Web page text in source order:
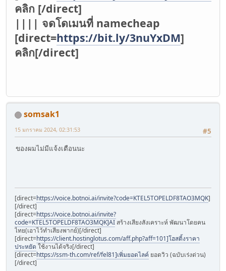
คลิก [/direct]
|||| จดโดเมนที่ namecheap
[direct=https://bit.ly/3nuYxDM]
คลิก[/direct]
somsak1
#5
15 มกราคม 2024, 02:31:53
ของผมไม่มีแจ้งเตือนนะ
[direct=https://voice.botnoi.ai/invite?code=KTEL5TOPELDF8TAO3MQK]
[/direct]
[direct=https://voice.botnoi.ai/invite?
code=KTEL5TOPELDF8TAO3MQK]AI สร้างเสียงสังเคราะห์ พัฒนาโดยคน
ไทย(เอาไว้ทำเสียงพากย์)[/direct]
[direct=https://client.hostinglotus.com/aff.php?aff=101]โฮสติ้งราคา
ประหยัด ใช้งานได้จริง[/direct]
[direct=https://ssm-th.com/ref/fel81]เพิ่มยอดไลค์ ยอดวิว (ฉบับเร่งด่วน)
[/direct]